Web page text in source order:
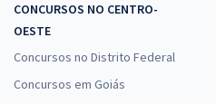
CONCURSOS NO CENTRO-
OESTE
Concursos no Distrito Federal
Concursos em Goiás